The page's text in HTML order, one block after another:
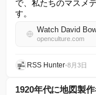
で、私たちのマスメ
す。
openculture.com
RSS Hunter•8月3日
1920年代に地図製